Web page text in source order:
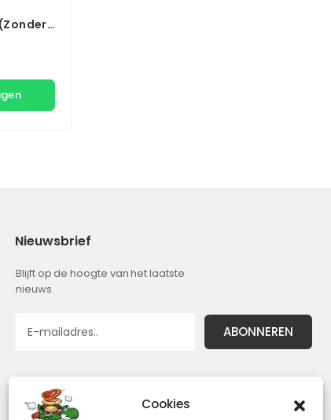
Cookies
Nieuwsbrief
Blijft op de hoogte van het laatste
nieuws.